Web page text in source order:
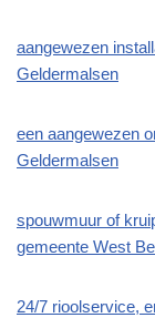
aangewezen
Geldermalsen
een aangewezen
Geldermalsen
spouwmuur of
gemeente West
24/7 rioolservice,